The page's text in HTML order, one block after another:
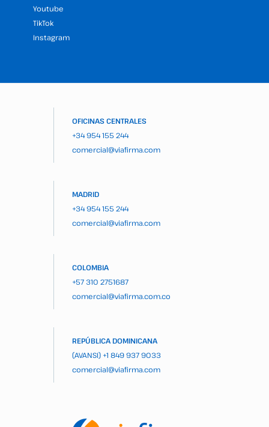
Youtube
TikTok
Instagram
OFICINAS CENTRALES
+34 954 155 244
comercial@viafirma.com
MADRID
+34 954 155 244
comercial@viafirma.com
COLOMBIA
+57 310 2751687
comercial@viafirma.com.co
REPÚBLICA DOMINICANA
(AVANSI) +1 849 937 9033
comercial@viafirma.com